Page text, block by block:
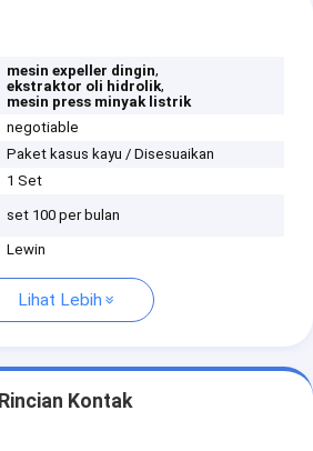
mesin expeller dingin,
ekstraktor oli hidrolik,
mesin press minyak listrik
negotiable
Paket kasus kayu / Disesuaikan
1 Set
set 100 per bulan
Lewin
Lihat Lebih
Rincian Kontak